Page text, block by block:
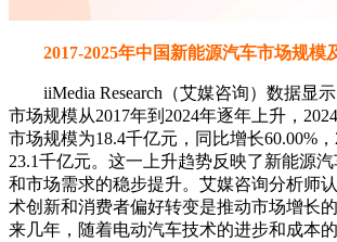
2017-2025年中国新能源汽车市场规模
iiMedia Research（艾媒咨询）数据显
市场规模从2017年到2024年逐年上升，
市场规模为18.4千亿元，同比增长60.00%，
23.1千亿元。这一上升趋势反映了新能源
和市场需求的稳步提升。艾媒咨询分析师
术创新和消费者偏好转变是推动市场增长
来几年，随着电动汽车技术的进步和成本